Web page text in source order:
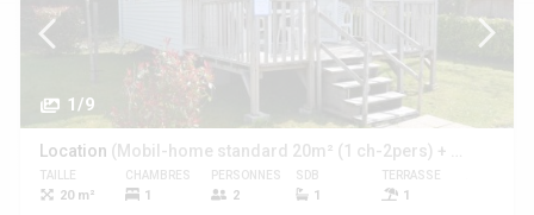
1/9
Location (Mobil-home standard 20m² (1 ch-2pers) + TV + terrasse)
TAILLE
20 m²
CHAMBRES
1
PERSONNES
2
SDB
1
TERRASSE
1